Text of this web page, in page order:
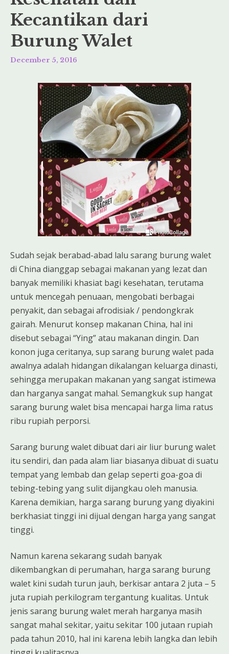
Kecantikan dari
Burung Walet
December 5, 2016
Sudah sejak berabad-abad lalu sarang burung walet
di China dianggap sebagai makanan yang lezat dan
banyak memiliki khasiat bagi kesehatan, terutama
untuk mencegah penuaan, mengobati berbagai
penyakit, dan sebagai afrodisiak / pendongkrak
gairah. Menurut konsep makanan China, hal ini
disebut sebagai “Ying” atau makanan dingin. Dan
konon juga ceritanya, sup sarang burung walet pada
awalnya adalah hidangan dikalangan keluarga dinasti,
sehingga merupakan makanan yang sangat istimewa
dan harganya sangat mahal. Semangkuk sup hangat
sarang burung walet bisa mencapai harga lima ratus
ribu rupiah perporsi.
Sarang burung walet dibuat dari air liur burung walet
itu sendiri, dan pada alam liar biasanya dibuat di suatu
tempat yang lembab dan gelap seperti goa-goa di
tebing-tebing yang sulit dijangkau oleh manusia.
Karena demikian, harga sarang burung yang diyakini
berkhasiat tinggi ini dijual dengan harga yang sangat
tinggi.
Namun karena sekarang sudah banyak
dikembangkan di perumahan, harga sarang burung
walet kini sudah turun jauh, berkisar antara 2 juta – 5
juta rupiah perkilogram tergantung kualitas. Untuk
jenis sarang burung walet merah harganya masih
sangat mahal sekitar, yaitu sekitar 100 jutaan rupiah
pada tahun 2010, hal ini karena lebih langka dan lebih